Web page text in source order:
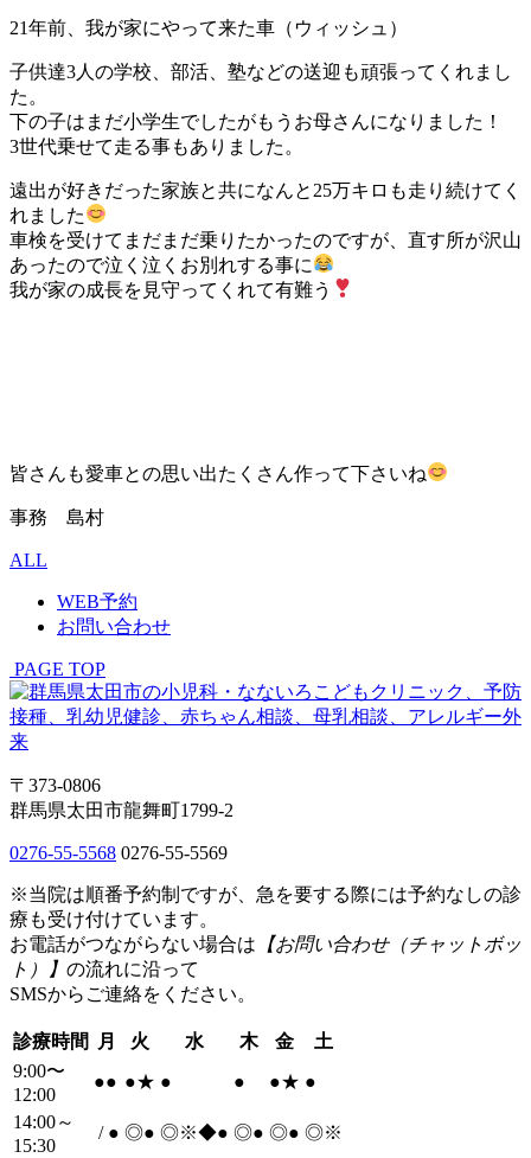
21年前、我が家にやって来た車（ウィッシュ）
子供達3人の学校、部活、塾などの送迎も頑張ってくれまし
た。
下の子はまだ小学生でしたがもうお母さんになりました！
3世代乗せて走る事もありました。
遠出が好きだった家族と共になんと25万キロも走り続けてく
れました
車検を受けてまだまだ乗りたかったのですが、直す所が沢山
あったので泣く泣くお別れする事に
我が家の成長を見守ってくれて有難う
皆さんも愛車との思い出たくさん作って下さいね
事務 島村
ALL
WEB予約
お問い合わせ
PAGE TOP
〒373-0806
群馬県太田市龍舞町1799-2
0276-55-5568 0276-55-5569
※当院は順番予約制ですが、急を要する際には予約なしの診
療も受け付けています。
お電話がつながらない場合は 【お問い合わせ（チャットボッ
ト）】 の流れに沿って
SMSからご連絡をください。
診療時間 月 火 水 木 金
土
9:00〜
12:00
●● ●★ ● ● ●★ ●
14:00～
15:30
/ ● ◎● ◎※◆● ◎● ◎● ◎※